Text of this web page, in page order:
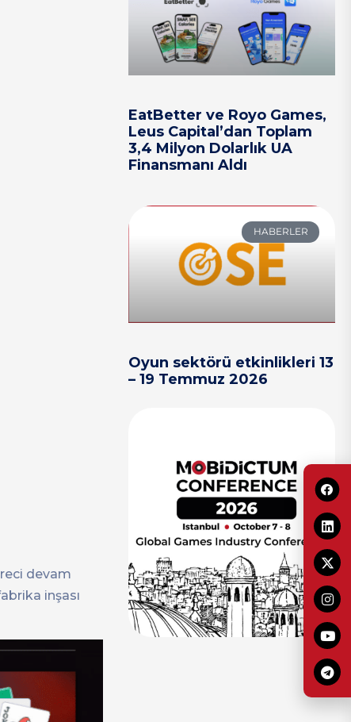
devam
inşası
EatBetter ve Royo Games,
Leus Capital’dan Toplam
3,4 Milyon Dolarlık UA
Finansmanı Aldı
HABERLER
Oyun sektörü etkinlikleri 13
– 19 Temmuz 2026